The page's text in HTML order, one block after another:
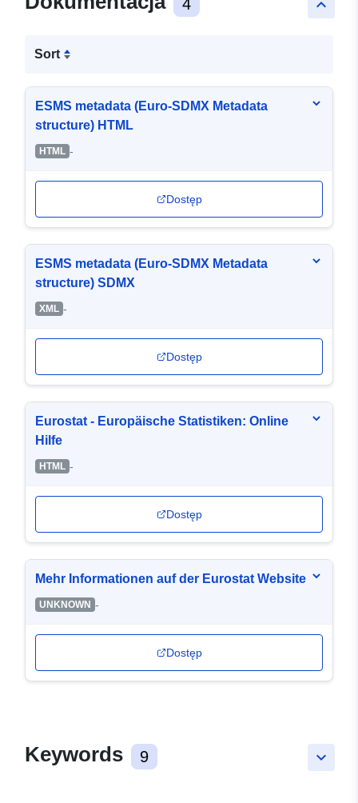
keyboard_arrow_up
4
Sort
ESMS metadata (Euro-SDMX Metadata
structure) HTML
HTML -
Dostęp
ESMS metadata (Euro-SDMX Metadata
structure) SDMX
XML -
Dostęp
Eurostat - Europäische Statistiken: Online
Hilfe
HTML -
Dostęp
Mehr Informationen auf der Eurostat Website
UNKNOWN -
Dostęp
keyboard_arrow_down
Keywords 9